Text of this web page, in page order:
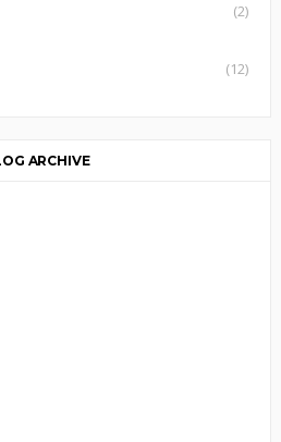
(2)
(12)
ARCHIVE